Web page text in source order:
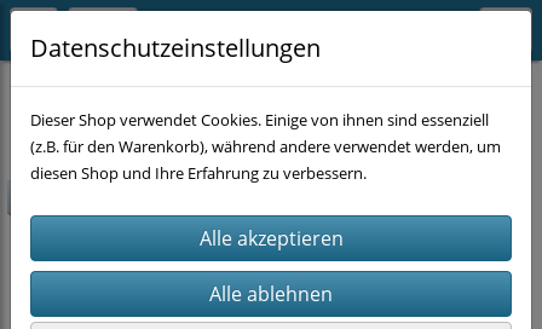
EINZELSTÜCKE
Datenschutzeinstellungen
Dieser Shop verwendet Cookies. Einige von ihnen sind essenziell
(z.B. für den Warenkorb), während andere verwendet werden, um
diesen Shop und Ihre Erfahrung zu verbessern.